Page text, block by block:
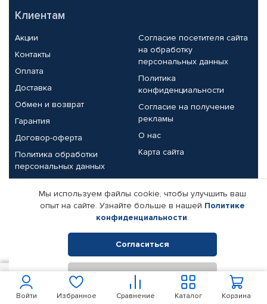
Войти Избранное Сравнение Корзина
Каталог
Клиентам
Акции
Контакты
Оплата
Доставка
Обмен и возврат
Гарантия
Договор-оферта
Политика обработки
персональных данных
Согласие посетителя сайта
на обработку
персональных данных
Политика
конфиденциальности
Согласие на получение
рекламы
О нас
Карта сайта
Партнерам
Корпоративным клиентам
Поставщикам
Реквизиты компании
© КАМАЗ ЦЕНТР ДОНЕЦК, 2015-2026. Все права защищены.
Интернет-магазин автомобильных товаров Автопрофи.
Мы используем файлы cookie, чтобы улучшить ваш
опыт на сайте. Узнайте больше в нашей Политике
конфиденциальности.
Согласиться
Отклонить
9 500 В корзину